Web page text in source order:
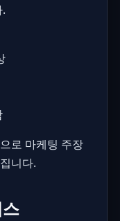
로 마케팅 주장
니다.